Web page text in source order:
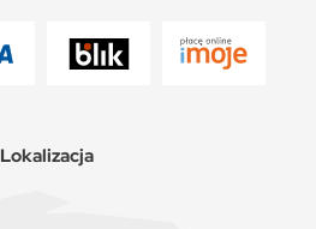
Lokalizacja